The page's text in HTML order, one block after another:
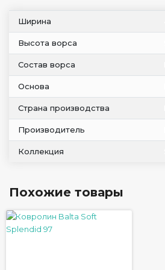
Ширина
Высота ворса
Состав ворса
Основа
Страна производства
Производитель
Коллекция
Похожие товары